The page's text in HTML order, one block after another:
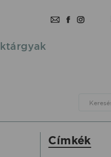
Címkék